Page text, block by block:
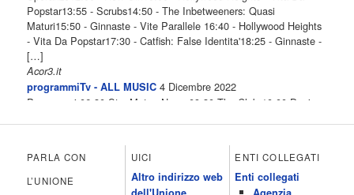
Popstar13:55 - Scrubs14:50 - The Inbetweeners: Quasi
Maturi15:50 - Ginnaste - Vite Parallele 16:40 - Hollywood Heights
- Vita Da Popstar17:30 - Catfish: False Identita'18:25 - Ginnaste -
[…]
Acor3.it
programmiTv - ALL MUSIC 4 Dicembre 2022
Programmi 06.30 Star.Meteo.News 09.30 The Club 10.00 Deejay
All News 16.05 Rotazione musicale 19.00 All News 19.05 The
Club 19.30 19.30 Human Guinea Pigs 20.00 Inbox 21.00 Code
Monkeys 21.30 Sons of Butcher […]
PARLA CON
L’UNIONE
UICI
Altro indirizzo web
ENTI COLLEGATI
Enti collegati